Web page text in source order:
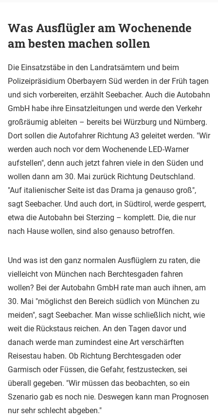
Was Ausflügler am Wochenende
am besten machen sollen
Die Einsatzstäbe in den Landratsämtern und beim
Polizeipräsidium Oberbayern Süd werden in der Früh tagen
und sich vorbereiten, erzählt Seebacher. Auch die Autobahn
GmbH habe ihre Einsatzleitungen und werde den Verkehr
großräumig ableiten – bereits bei Würzburg und Nürnberg.
Dort sollen die Autofahrer Richtung A3 geleitet werden. "Wir
werden auch noch vor dem Wochenende LED-Warner
aufstellen", denn auch jetzt fahren viele in den Süden und
wollen dann am 30. Mai zurück Richtung Deutschland.
"Auf italienischer Seite ist das Drama ja genauso groß",
sagt Seebacher. Und auch dort, in Südtirol, werde gesperrt,
etwa die Autobahn bei Sterzing – komplett. Die, die nur
nach Hause wollen, sind also genauso betroffen.
Und was ist den ganz normalen Ausflüglern zu raten, die
vielleicht von München nach Berchtesgaden fahren
wollen? Bei der Autobahn GmbH rate man auch ihnen, am
30. Mai "möglichst den Bereich südlich von München zu
meiden", sagt Seebacher. Man wisse schließlich nicht, wie
weit die Rückstaus reichen. An den Tagen davor und
danach werde man zumindest eine Art verschärften
Reisestau haben. Ob Richtung Berchtesgaden oder
Garmisch oder Füssen, die Gefahr, festzustecken, sei
überall gegeben. "Wir müssen das beobachten, so ein
Szenario gab es noch nie. Deswegen kann man Prognosen
nur sehr schlecht abgeben."